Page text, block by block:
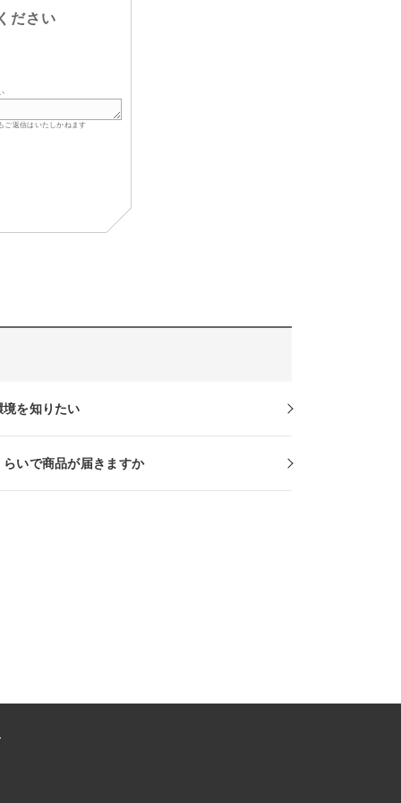
ださい
ご返信はいたしかねます
境を知りたい
らいで商品が届きますか